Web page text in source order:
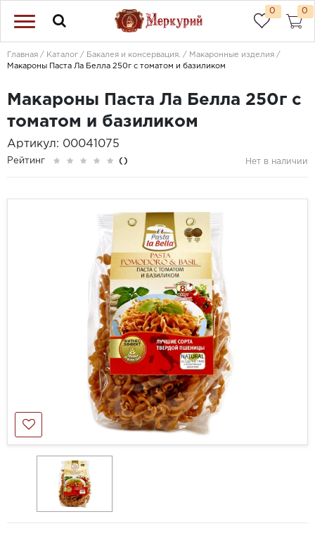
0 0
Главная Каталог Бакалея и консервация.
Макаронные изделия
Макароны Паста Ла Белла 250г c томатом и базиликом
Макароны Паста Ла Белла 250г c
томатом и базиликом
Артикул: 00041075
Рейтинг () Нет в наличии